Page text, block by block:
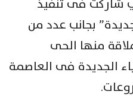
بجانب عدد من
منها الحى
الجديدة فى العاصمة